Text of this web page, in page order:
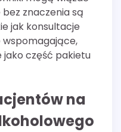
bez znaczenia są
jak konsultacje
część pakietu
na